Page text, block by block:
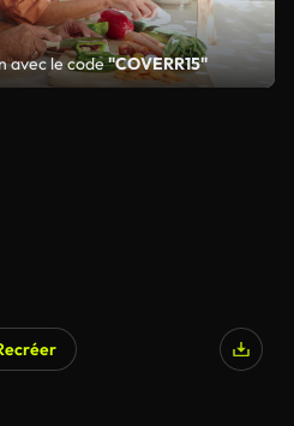
avec le code"COVERR15"